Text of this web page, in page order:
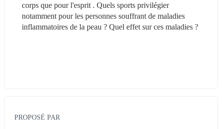
corps que pour l'esprit . Quels sports privilégier
notamment pour les personnes souffrant de maladies
inflammatoires de la peau ? Quel effet sur ces maladies ?
PROPOSÉ PAR